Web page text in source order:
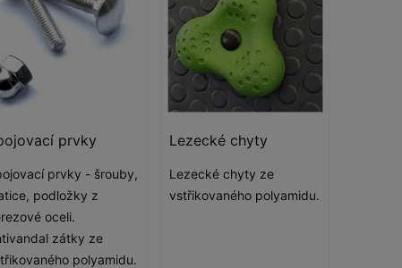
prvky
prvky - šrouby,
podložky z
oceli.
zátky ze
polyamidu.
Lezecké chyty
Lezecké chyty ze
vstřikovaného polyamidu.